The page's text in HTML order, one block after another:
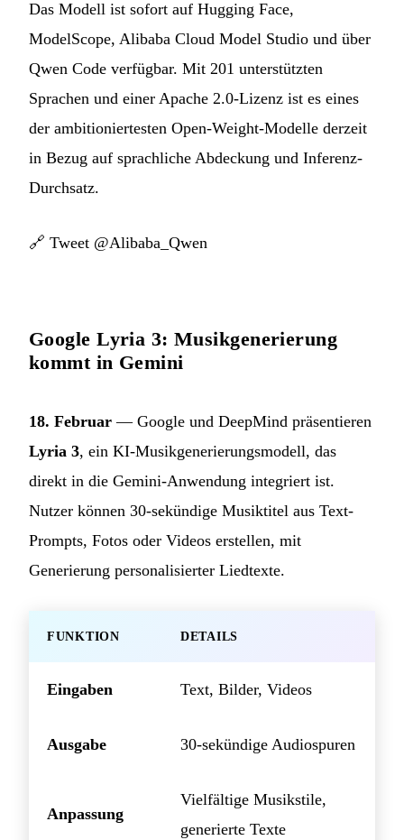
Das Modell ist sofort auf Hugging Face,
ModelScope, Alibaba Cloud Model Studio und über
Qwen Code verfügbar. Mit 201 unterstützten
Sprachen und einer Apache 2.0-Lizenz ist es eines
der ambitioniertesten Open-Weight-Modelle derzeit
in Bezug auf sprachliche Abdeckung und Inferenz-
Durchsatz.
🔗 Tweet @Alibaba_Qwen
Google Lyria 3: Musikgenerierung
kommt in Gemini
18. Februar — Google und DeepMind präsentieren
Lyria 3, ein KI-Musikgenerierungsmodell, das
direkt in die Gemini-Anwendung integriert ist.
Nutzer können 30-sekündige Musiktitel aus Text-
Prompts, Fotos oder Videos erstellen, mit
Generierung personalisierter Liedtexte.
FUNKTION DETAILS
Eingaben Text, Bilder, Videos
Ausgabe 30-sekündige Audiospuren
Anpassung
Vielfältige Musikstile,
generierte Texte